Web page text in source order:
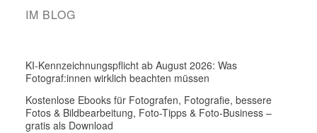
IM BLOG
KI-Kennzeichnungspflicht ab August 2026: Was
Fotograf:innen wirklich beachten müssen
Kostenlose Ebooks für Fotografen, Fotografie, bessere
Fotos & Bildbearbeitung, Foto-Tipps & Foto-Business –
gratis als Download